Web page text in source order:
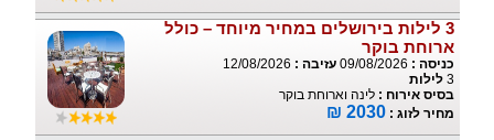
3 לילות בירושלים במחיר מיוחד – כולל
ארוחת בוקר
כניסה : 09/08/2026 עזיבה : 12/08/2026
3 לילות
בסיס אירוח :לינה וארוחת בוקר
מחיר לזוג : 2030 ₪